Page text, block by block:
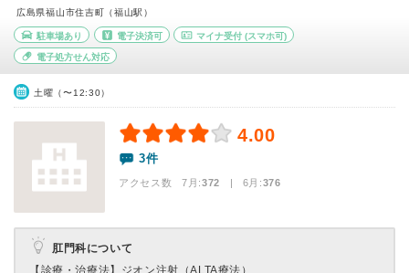
広島県福山市住吉町（福山駅）
駐車場あり 電子決済可 マイナ受付 (スマホ可)
電子処方せん対応
土曜（〜12:30）
4.00
3件
アクセス数 7月:372 | 6月:376
肛門科について
【診療・治療法】 ジオン注射（ALTA療法）